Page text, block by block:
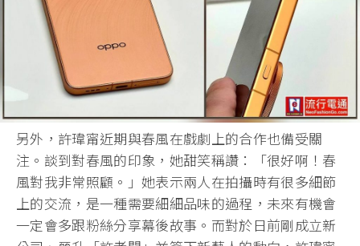
另外，許瑋甯近期與春風在戲劇上的合作也備受關
注。談到對春風的印象，她甜笑稱讚：「很好啊！春
風對我非常照顧。」她表示兩人在拍攝時有很多細節
上的交流，是一種需要細細品味的過程，未來有機會
一定會多跟粉絲分享幕後故事。而對於日前剛成立新